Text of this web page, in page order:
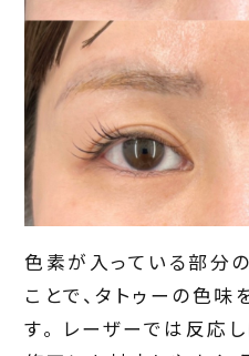
色素が入っている部分
ことで、タトゥーの色味
す。 レーザーでは反応